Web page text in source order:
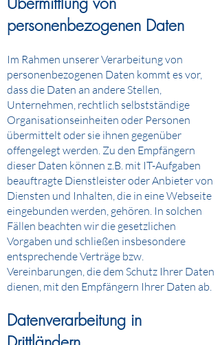
personenbezogenen Daten
Im Rahmen unserer Verarbeitung von
personenbezogenen Daten kommt es vor,
dass die Daten an andere Stellen,
Unternehmen, rechtlich selbstständige
Organisationseinheiten oder Personen
übermittelt oder sie ihnen gegenüber
offengelegt werden. Zu den Empfängern
dieser Daten können z.B. mit IT-Aufgaben
beauftragte Dienstleister oder Anbieter von
Diensten und Inhalten, die in eine Webseite
eingebunden werden, gehören. In solchen
Fällen beachten wir die gesetzlichen
Vorgaben und schließen insbesondere
entsprechende Verträge bzw.
Vereinbarungen, die dem Schutz Ihrer Daten
dienen, mit den Empfängern Ihrer Daten ab.
Datenverarbeitung in